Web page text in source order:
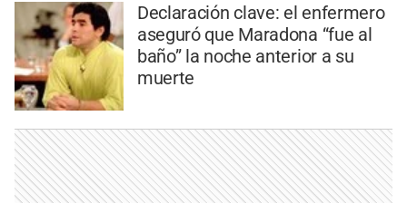
Declaración clave: el enfermero
aseguró que Maradona “fue al
baño” la noche anterior a su
muerte